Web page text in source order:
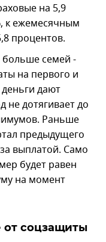
на 5,9
к ежемесячным
процентов.
больше семей -
на первого и
деньги дают
не дотягивает до
Раньше
предыдущего
выплатой. Само
будет равен
на момент
соцзащиты